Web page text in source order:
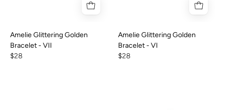
Amelie Glittering Golden
Bracelet - VII
$28
Amelie Glittering Golden
Bracelet - VI
$28